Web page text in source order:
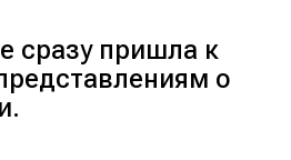
сразу пришла к
о